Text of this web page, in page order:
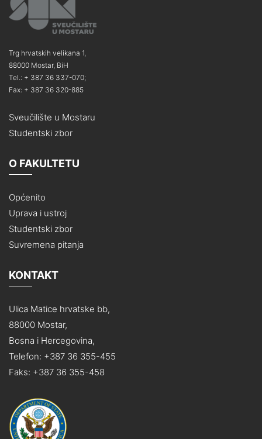
Trg hrvatskih velikana 1,
88000 Mostar, BiH
Tel.: + 387 36 337-070;
Fax: + 387 36 320-885
Sveučilište u Mostaru
Studentski zbor
O FAKULTETU
Općenito
Uprava i ustroj
Studentski zbor
Suvremena pitanja
KONTAKT
Ulica Matice hrvatske bb,
88000 Mostar,
Bosna i Hercegovina,
Telefon: +387 36 355-455
Faks: +387 36 355-458